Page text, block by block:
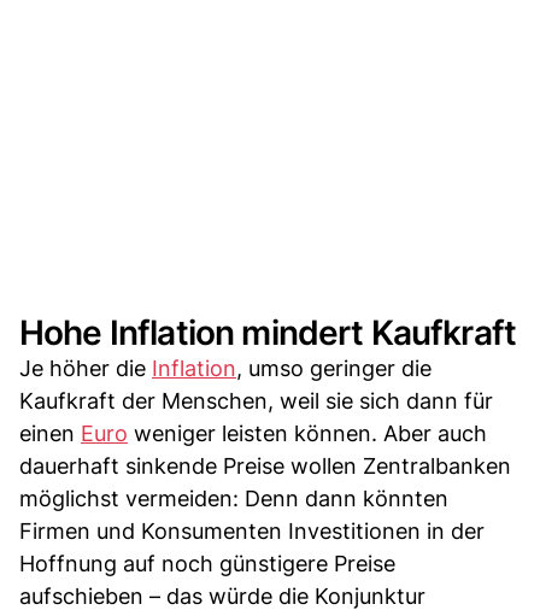
Hohe Inflation mindert Kaufkraft
Je höher die Inflation, umso geringer die
Kaufkraft der Menschen, weil sie sich dann für
einen Euro weniger leisten können. Aber auch
dauerhaft sinkende Preise wollen Zentralbanken
möglichst vermeiden: Denn dann könnten
Firmen und Konsumenten Investitionen in der
Hoffnung auf noch günstigere Preise
aufschieben – das würde die Konjunktur